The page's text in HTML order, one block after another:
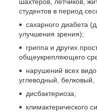
студентов в период
сахарного диабета
улучшения зрения);
гриппа и других
общеукрепляющего
нарушений всех
углеводный, белковый,
дисбактериоза;
климактерического